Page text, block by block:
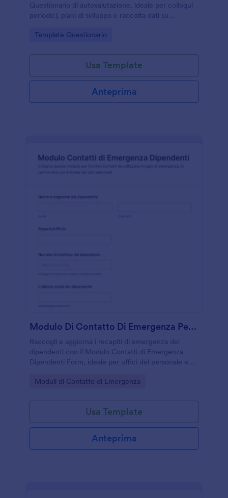
Questionario di autovalutazione, ideale per colloqui
periodici, piani di sviluppo e raccolta dati su
Go to Category:
Template Questionario
Usa Template
Anteprima
Modulo Di Contatto Di Emergenza Per Dipendenti
Raccogli e aggiorna i recapiti di emergenza dei
dipendenti con il Modulo Contatti di Emergenza
Dipendenti Form, ideale per uffici del personale e
raccolta dati e la reperibilità in azienda.
Go to Category:
Moduli di Contatto di Emergenza
Usa Template
Anteprima